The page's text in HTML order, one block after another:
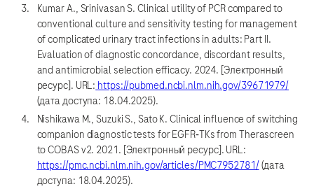
Kumar A., Srinivasan S. Clinical utility of PCR compared to
conventional culture and sensitivity testing for management
of complicated urinary tract infections in adults: Part II.
Evaluation of diagnostic concordance, discordant results,
and antimicrobial selection efficacy. 2024. [Электронный
ресурс]. URL: https://pubmed.ncbi.nlm.nih.gov/39671979/
(дата доступа: 18.04.2025).
Nishikawa M., Suzuki S., Sato K. Clinical influence of switching
companion diagnostic tests for EGFR‐TKs from Therascreen
to COBAS v2. 2021. [Электронный ресурс]. URL:
https://pmc.ncbi.nlm.nih.gov/articles/PMC7952781/(дата
доступа: 18.04.2025).